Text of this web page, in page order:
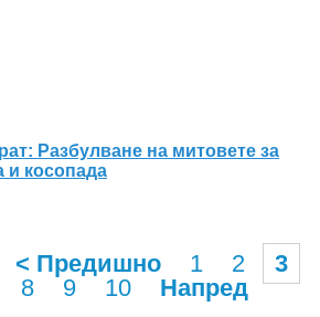
Разбулване на митовете за
и косопада
< Предишно 1 2
3
8 9 10 Напред